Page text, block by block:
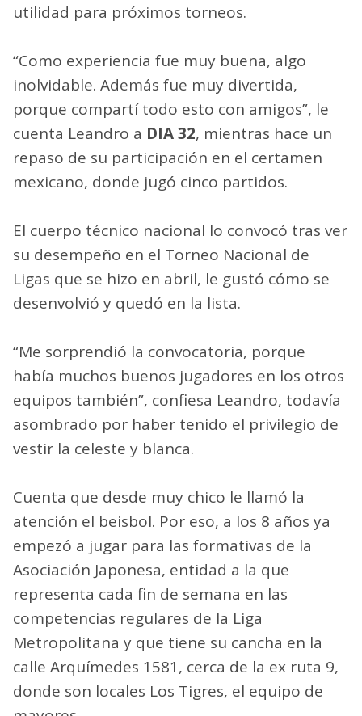
utilidad para próximos torneos.
“Como experiencia fue muy buena, algo
inolvidable. Además fue muy divertida,
porque compartí todo esto con amigos”, le
cuenta Leandro a DIA 32, mientras hace un
repaso de su participación en el certamen
mexicano, donde jugó cinco partidos.
El cuerpo técnico nacional lo convocó tras ver
su desempeño en el Torneo Nacional de
Ligas que se hizo en abril, le gustó cómo se
desenvolvió y quedó en la lista.
“Me sorprendió la convocatoria, porque
había muchos buenos jugadores en los otros
equipos también”, confiesa Leandro, todavía
asombrado por haber tenido el privilegio de
vestir la celeste y blanca.
Cuenta que desde muy chico le llamó la
atención el beisbol. Por eso, a los 8 años ya
empezó a jugar para las formativas de la
Asociación Japonesa, entidad a la que
representa cada fin de semana en las
competencias regulares de la Liga
Metropolitana y que tiene su cancha en la
calle Arquímedes 1581, cerca de la ex ruta 9,
donde son locales Los Tigres, el equipo de